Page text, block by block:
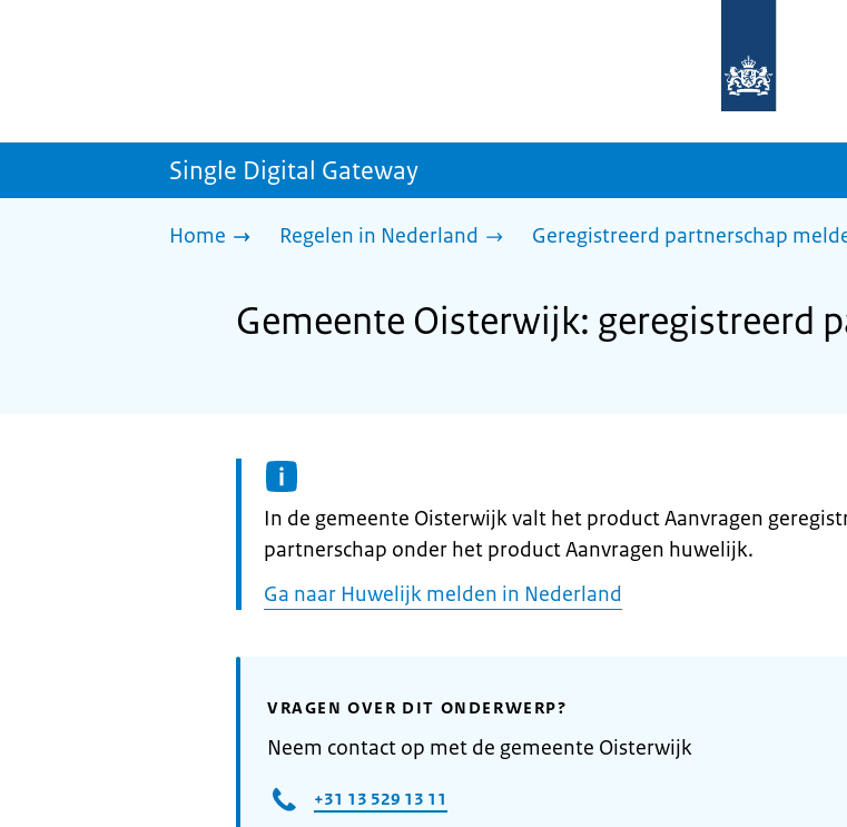
homepage
Single Digital Gateway
Home Regelen in Nederland Geregistreerd partnerschap
Gemeente Oisterwijk: geregistreerd
Informatie:
In de gemeente Oisterwijk valt het product Aanvragen
partnerschap onder het product Aanvragen huwelijk.
Ga naar Huwelijk melden in Nederland
VRAGEN OVER DIT ONDERWERP?
Neem contact op met de gemeente Oisterwijk
+31 13 529 13 11